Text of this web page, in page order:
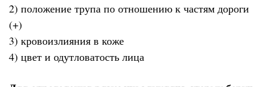
2) положение трупа по отношению к частям дороги
(+)
3) кровоизлияния в коже
4) цвет и одутловатость лица